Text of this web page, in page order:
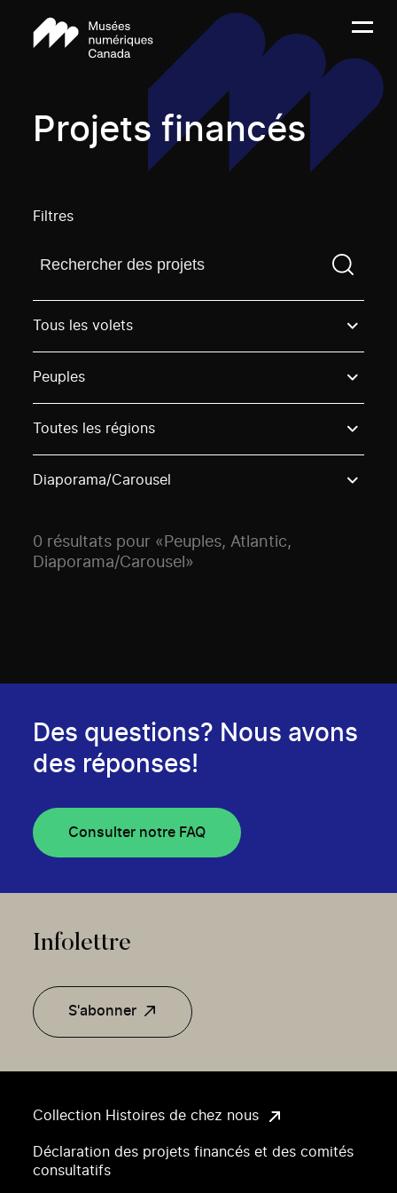
Projets financés
Filtres
Trouvez un projetVous devez saisir un terme de
Tous les volets
Peuples
Toutes les régions
Diaporama/Carousel
0 résultats pour «Peuples, Atlantic,
Diaporama/Carousel»
Collection Histoires de chez nous
Déclaration des projets financés et des comités
consultatifs
Des questions? Nous avons
des réponses!
Consulter notre FAQ
Infolettre
S'abonner